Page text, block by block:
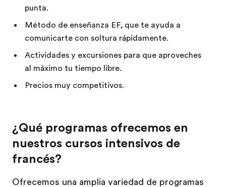
punta.
Método de enseñanza EF, que te ayuda a
comunicarte con soltura rápidamente.
Actividades y excursiones para que aproveches
al máximo tu tiempo libre.
Precios muy competitivos.
¿Qué programas ofrecemos en
nuestros cursos intensivos de
francés?
Ofrecemos una amplia variedad de programas